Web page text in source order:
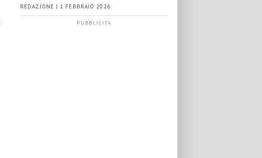
REDAZIONE | 1 FEBBRAIO 2026